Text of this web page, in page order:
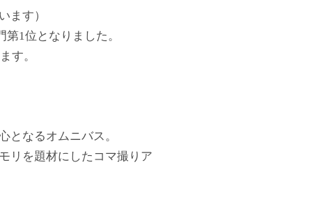
ます）
1位となりました。
す。
となるオムニバス。
リを題材にしたコマ撮りア